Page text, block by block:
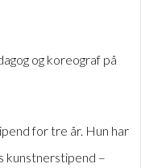
og koreograf på
for tre år. Hun har
kunstnerstipend –